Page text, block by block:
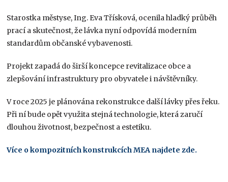
Starostka městyse, Ing. Eva Třísková, ocenila hladký průběh
prací a skutečnost, že lávka nyní odpovídá moderním
standardům občanské vybavenosti.
Projekt zapadá do širší koncepce revitalizace obce a
zlepšování infrastruktury pro obyvatele i návštěvníky.
V roce 2025 je plánována rekonstrukce další lávky přes řeku.
Při ní bude opět využita stejná technologie, která zaručí
dlouhou životnost, bezpečnost a estetiku.
Více o kompozitních konstrukcích MEA najdete zde.